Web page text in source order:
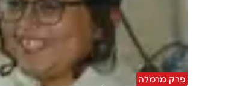
פרק מרמלה